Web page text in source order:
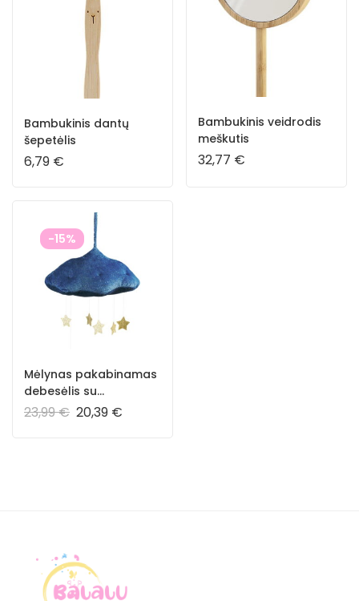
Bambukinis dantų
šepetėlis
6,79 €
Bambukinis veidrodis
meškutis
32,77 €
-15%
Mėlynas pakabinamas
debesėlis su
žvaigždėmis
23,99€ 20,39 €